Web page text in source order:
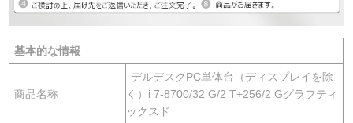
基本的な情報
商品名称
デルデスクPC単体台（ディスプレイを除
く）i 7-8700/32 G/2 T+256/2 Gグラフティ
ックスド